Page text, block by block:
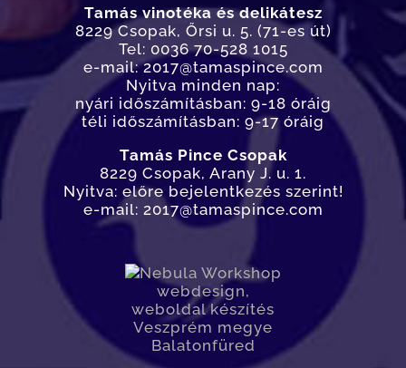
Tamás vinotéka és delikátesz
8229 Csopak, Őrsi u. 5. (71-es út)
Tel: 0036 70-528 1015
e-mail: 2017@tamaspince.com
Nyitva minden nap:
nyári időszámításban: 9-18 óráig
téli időszámításban: 9-17 óráig
Tamás Pince Csopak
8229 Csopak, Arany J. u. 1.
Nyitva: előre bejelentkezés szerint!
e-mail: 2017@tamaspince.com